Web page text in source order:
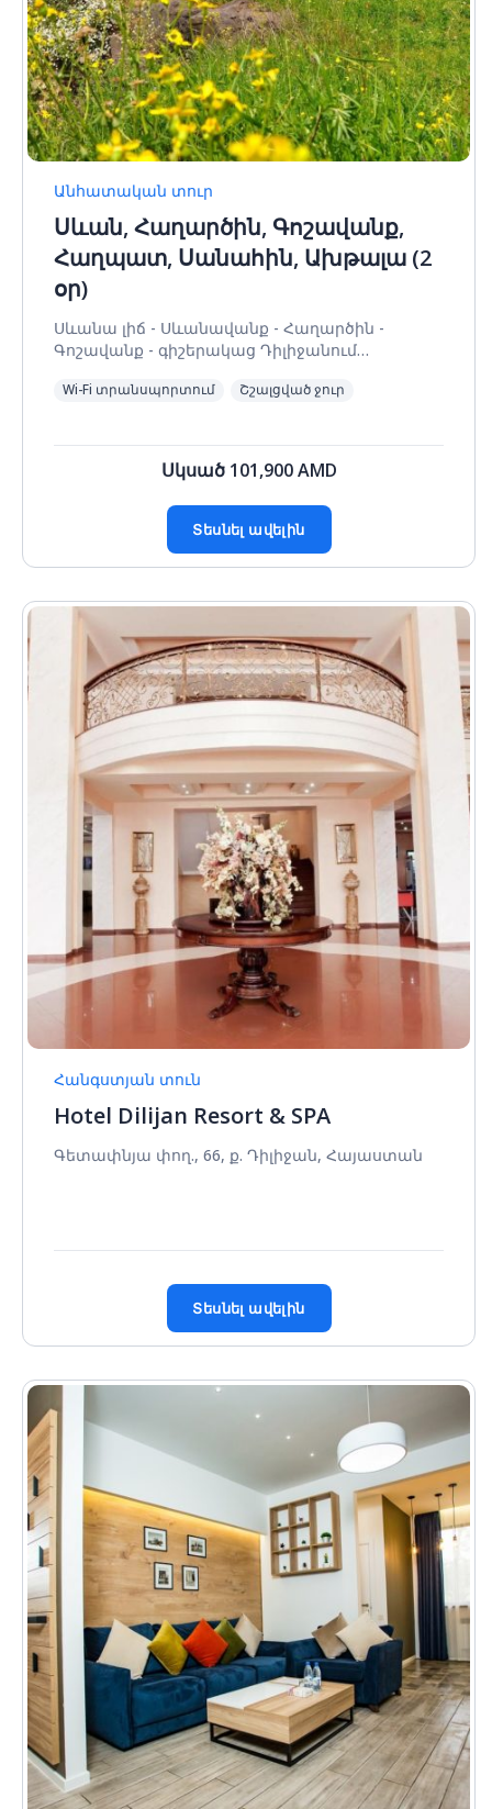
Անհատական տուր
Սևան, Հաղարծին, Գոշավանք,
Հաղպատ, Սանահին, Ախթալա (2
օր)
Սևանա լիճ - Սևանավանք - Հաղարծին -
Գոշավանք - գիշերակաց Դիլիջանում
Սանահինի վանք - Ախթալայի վանք
Wi-Fi տրանսպորտում Շշալցված ջուր
Սկսած 101,900AMD
Տեսնել ավելին
Հանգստյան տուն
Hotel Dilijan Resort & SPA
Գետափնյա փող., 66, ք. Դիլիջան, Հայաստան
Տեսնել ավելին